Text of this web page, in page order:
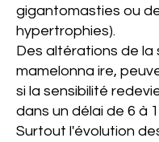
gigantomasties ou
hypertrophies).
Des altérations de la
mamelonna ire,
si la sensibilité
dans un délai de 6 à
Surtout l'évolution